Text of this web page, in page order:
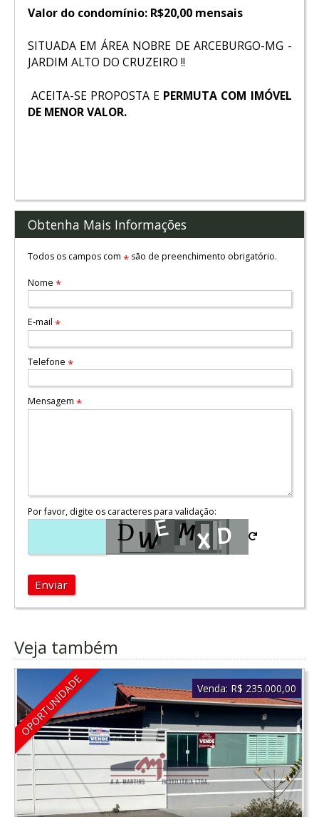
Valor do condomínio: R$20,00 mensais
SITUADA EM ÁREA NOBRE DE ARCEBURGO-MG -
JARDIM ALTO DO CRUZEIRO !!
ACEITA-SE PROPOSTA E PERMUTA COM IMÓVEL
DE MENOR VALOR.
Obtenha Mais Informações
Todos os campos com *são de preenchimento obrigatório.
Nome *
E-mail *
Telefone *
Mensagem *
Por favor, digite os caracteres para validação:
Enviar
Veja também
OPORTUNIDADE Venda: R$ 235.000,00